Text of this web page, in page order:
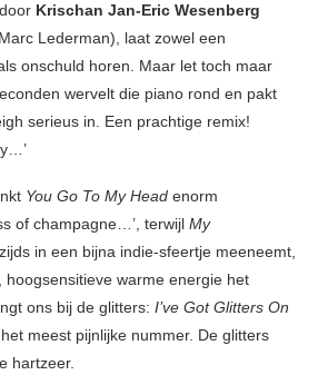
door Krischan Jan-Eric Wesenberg
Lederman), laat zowel een
onschuld horen. Maar let toch maar
wervelt die piano rond en pakt
serieus in. Een prachtige remix!
You Go To My Head enorm
of champagne…’, terwijl My
in een bijna indie-sfeertje meeneemt,
hoogsensitieve warme energie het
ons bij de glitters: I’ve Got Glitters On
meest pijnlijke nummer. De glitters
hartzeer.